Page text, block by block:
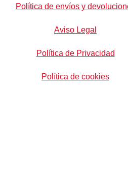
Política de envíos y
Aviso Legal
Política de Privacidad
Política de cookies